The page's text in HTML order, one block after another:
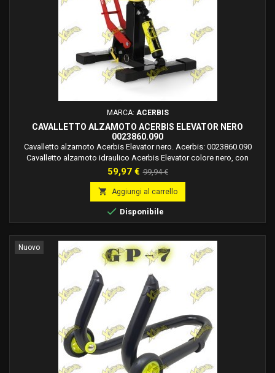
MARCA: ACERBIS
CAVALLETTO ALZAMOTO ACERBIS ELEVATOR NERO
0023860.090
Cavalletto alzamoto Acerbis Elevator nero. Acerbis: 0023860.090
Cavalletto alzamoto idraulico Acerbis Elevator colore nero, con
altezza regolabile e piano girevole. Ideale per moto da cross e
minicross.
Prezzo
59,97 € Prezzo
base
99,94 €
 Aggiungi al carrello
 Disponibile
Nuovo